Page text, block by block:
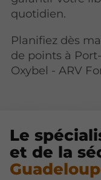
quotidien.
Planifiez dès
de points à
Oxybel - ARV
Le
et de la